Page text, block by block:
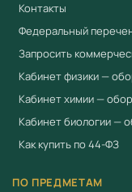
Контакты
Федеральный
Запросить
Кабинет физики —
Кабинет химии —
Кабинет биологии —
Как купить по 44-ФЗ
ПО ПРЕДМЕТАМ